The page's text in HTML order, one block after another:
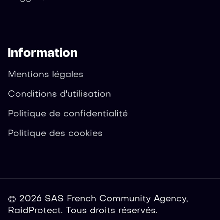
Information
Mentions légales
Conditions d'utilisation
Politique de confidentialité
Politique des cookies
© 2026 SAS French Community Agency,
RaidProtect. Tous droits réservés.